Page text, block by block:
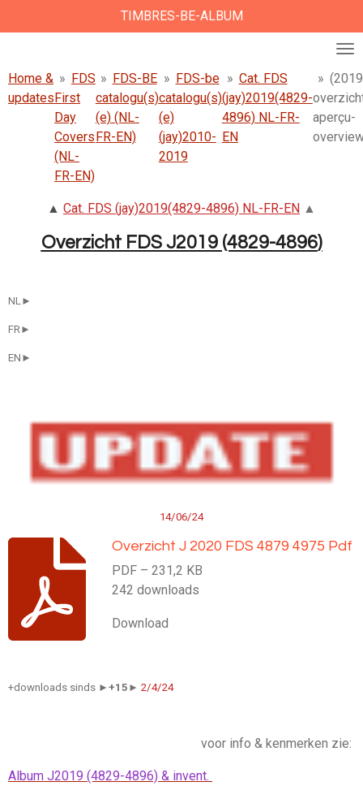
direct
de
hoofdinhoud
TIMBRES-BE-ALBUM
Home &
updates
» FDS
First
Day
Covers
(NL-
FR-EN)
» FDS-BE
catalogu(s)
(e) (NL-
FR-EN)
» FDS-be
catalogu(s)
(e)
(jay)2010-
2019
» Cat. FDS
(jay)2019(4829-
4896) NL-FR-
EN
»
aperçu-
▲ Cat. FDS (jay)2019(4829-4896) NL-FR-EN ▲
Overzicht FDS J2019 (4829-4896)
NL►
FR►
EN►
14/06/24
Overzicht J 2020 FDS 4879 4975 Pdf
PDF – 231,2 KB
242 downloads
Download
+downloads sinds ► +15► 2/4/24
voor info & kenmerken zie:
Album J2019 (4829-4896) & invent.